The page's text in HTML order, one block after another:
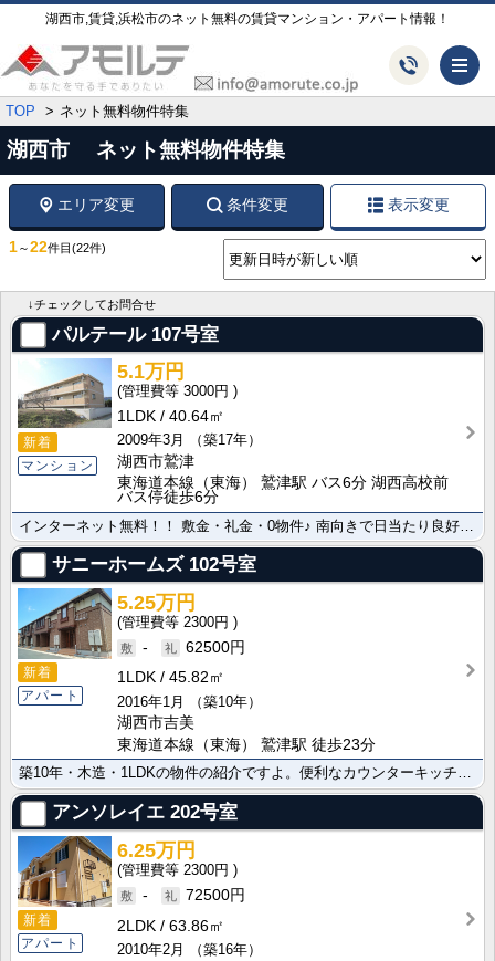
湖西市,賃貸,浜松市のネット無料の賃貸マンション・アパート情報！
TOP ネット無料物件特集
湖西市 ネット無料物件特集
エリア変更 条件変更 表示変更
1～22件目 (22件)
↓チェックしてお問合せ
パルテール107号室
新着
マンション
5.1万円
3000円
1LDK
40.64㎡
2009年3月
（築17年）
湖西市鷲津
東海道本線（東海） 鷲津駅 バス6分 湖西高校前
バス停徒歩6分
インターネット無料！！ 敷金・礼金・0物件♪ 南向きで日当たり良好！レイクサイドで眺望良好★浴室乾燥･･･
サニーホームズ102号室
新着
アパート
5.25万円
2300円
-
62500円
1LDK
45.82㎡
2016年1月
（築10年）
湖西市吉美
東海道本線（東海） 鷲津駅 徒歩23分
築10年・木造・1LDKの物件の紹介ですよ。便利なカウンターキッチン設置でお料理も楽しめます。快適な･･･
アンソレイエ 202号室
新着
アパート
6.25万円
2300円
-
72500円
2LDK
63.86㎡
2010年2月
（築16年）